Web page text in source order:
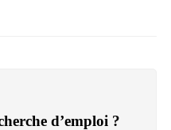
d’emploi ?